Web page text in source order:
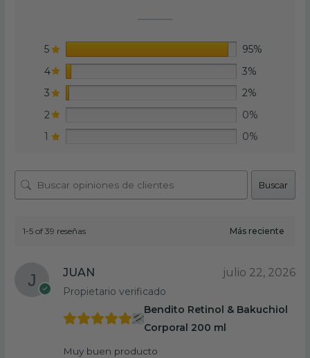
5
95%
4
3%
3
2%
2
0%
1
0%
Buscar
1-5 of 39 reseñas
JUAN
Propietario verificado
julio 22, 2026
Bendito Retinol & Bakuchiol
Corporal 200 ml
Muy buen producto